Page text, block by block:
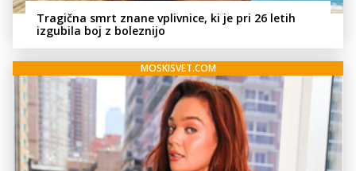
Tragična smrt znane vplivnice, ki je pri 26 letih
izgubila boj z boleznijo
MOSKISVET.COM